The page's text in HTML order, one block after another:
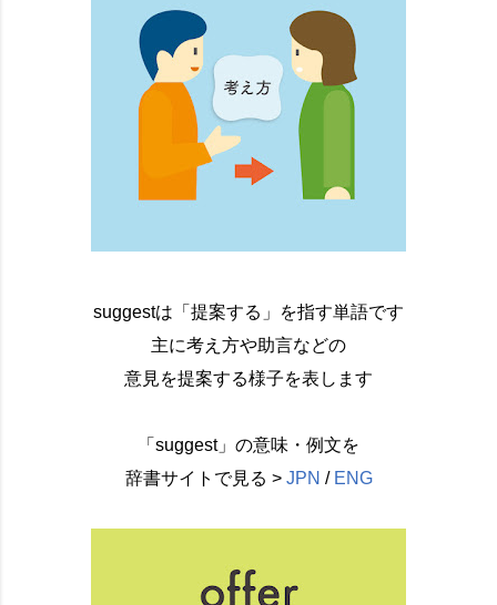
suggestは「提案する」を指す単語です
主に考え方や助言などの
意見を提案する様子を表します
「suggest」の意味・例文を
辞書サイトで見る > JPN / ENG